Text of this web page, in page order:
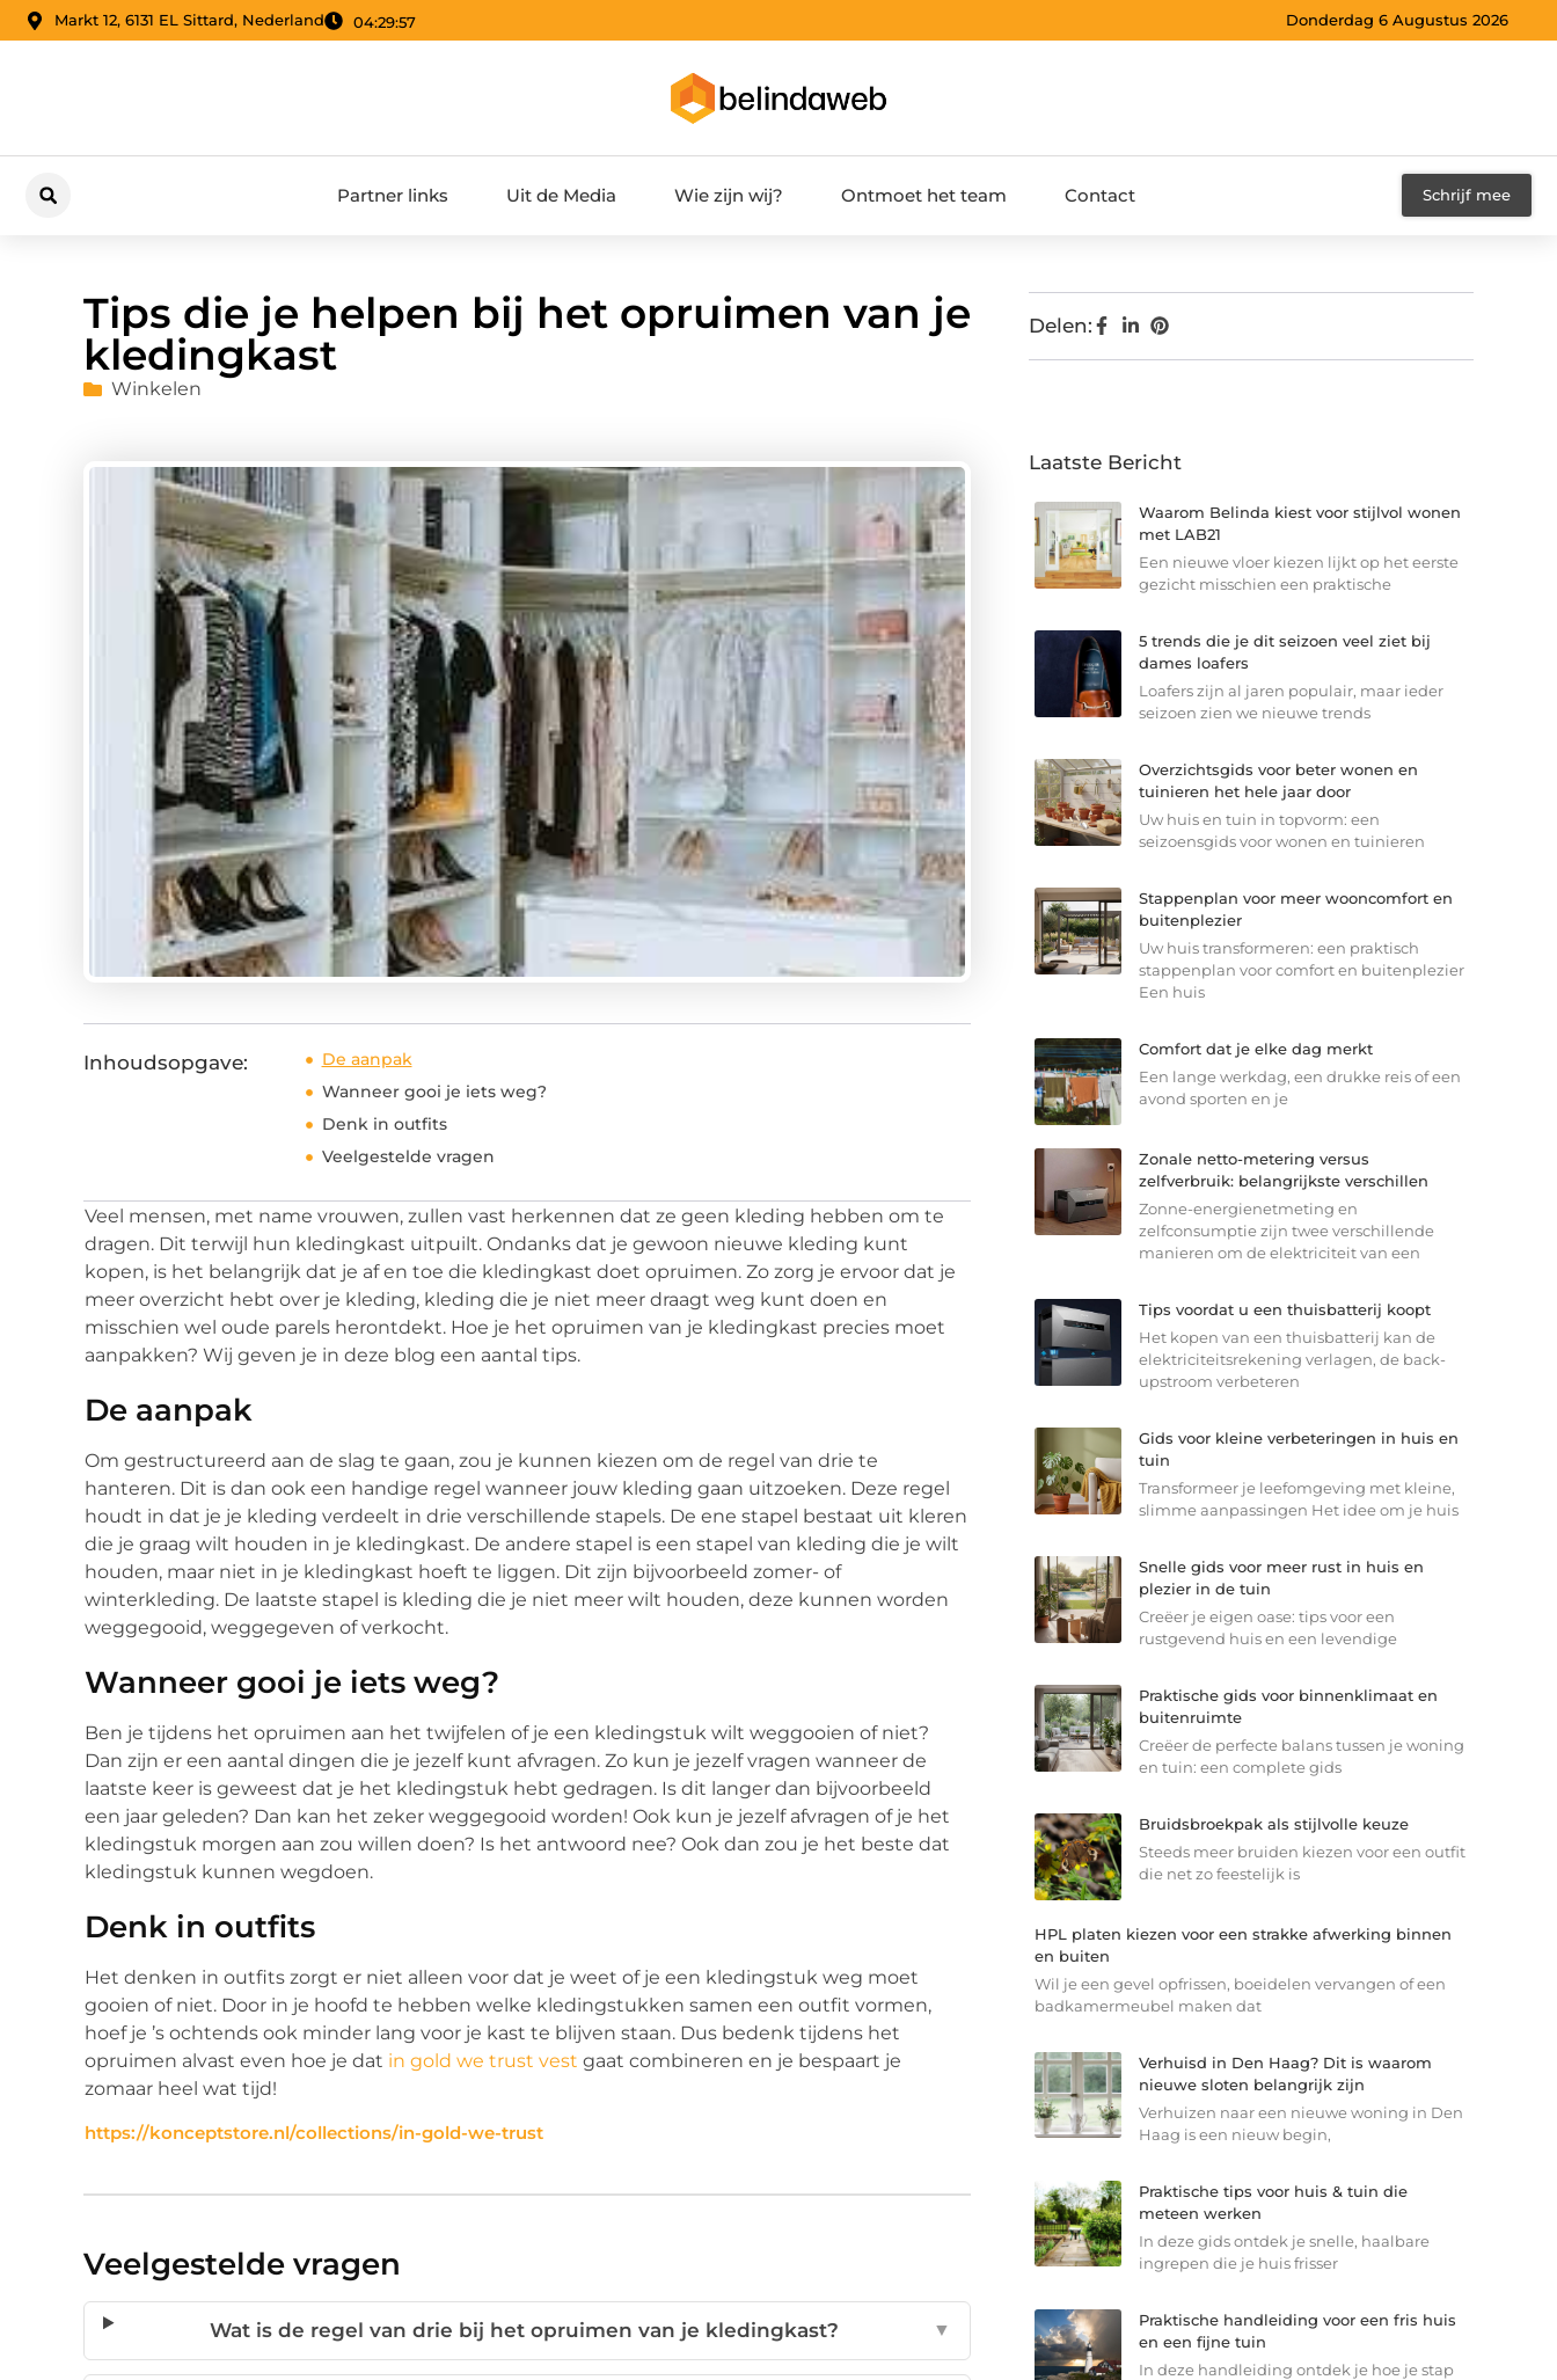
Markt 12, 6131 EL Sittard, Nederland 04:29:58 Donderdag 6 Augustus 2026
Partner links Uit de Media Wie zijn wij? Ontmoet het team Contact Schrijf mee
Tips die je helpen bij het opruimen van je
kledingkast
Winkelen
Inhoudsopgave:
De aanpak
Wanneer gooi je iets weg?
Denk in outfits
Veelgestelde vragen
Veel mensen, met name vrouwen, zullen vast herkennen dat ze geen kleding hebben om te
dragen. Dit terwijl hun kledingkast uitpuilt. Ondanks dat je gewoon nieuwe kleding kunt
kopen, is het belangrijk dat je af en toe die kledingkast doet opruimen. Zo zorg je ervoor dat je
meer overzicht hebt over je kleding, kleding die je niet meer draagt weg kunt doen en
misschien wel oude parels herontdekt. Hoe je het opruimen van je kledingkast precies moet
aanpakken? Wij geven je in deze blog een aantal tips.
De aanpak
Om gestructureerd aan de slag te gaan, zou je kunnen kiezen om de regel van drie te
hanteren. Dit is dan ook een handige regel wanneer jouw kleding gaan uitzoeken. Deze regel
houdt in dat je je kleding verdeelt in drie verschillende stapels. De ene stapel bestaat uit kleren
die je graag wilt houden in je kledingkast. De andere stapel is een stapel van kleding die je wilt
houden, maar niet in je kledingkast hoeft te liggen. Dit zijn bijvoorbeeld zomer- of
winterkleding. De laatste stapel is kleding die je niet meer wilt houden, deze kunnen worden
weggegooid, weggegeven of verkocht.
Wanneer gooi je iets weg?
Ben je tijdens het opruimen aan het twijfelen of je een kledingstuk wilt weggooien of niet?
Dan zijn er een aantal dingen die je jezelf kunt afvragen. Zo kun je jezelf vragen wanneer de
laatste keer is geweest dat je het kledingstuk hebt gedragen. Is dit langer dan bijvoorbeeld
een jaar geleden? Dan kan het zeker weggegooid worden! Ook kun je jezelf afvragen of je het
kledingstuk morgen aan zou willen doen? Is het antwoord nee? Ook dan zou je het beste dat
kledingstuk kunnen wegdoen.
Denk in outfits
Het denken in outfits zorgt er niet alleen voor dat je weet of je een kledingstuk weg moet
gooien of niet. Door in je hoofd te hebben welke kledingstukken samen een outfit vormen,
hoef je ’s ochtends ook minder lang voor je kast te blijven staan. Dus bedenk tijdens het
opruimen alvast even hoe je dat in gold we trust vest gaat combineren en je bespaart je
zomaar heel wat tijd!
https://konceptstore.nl/collections/in-gold-we-trust
Veelgestelde vragen
Wat is de regel van drie bij het opruimen van je kledingkast? ▼
Delen:
Laatste Bericht
Waarom Belinda kiest voor stijlvol wonen
met LAB21
Een nieuwe vloer kiezen lijkt op het eerste
gezicht misschien een praktische
5 trends die je dit seizoen veel ziet bij
dames loafers
Loafers zijn al jaren populair, maar ieder
seizoen zien we nieuwe trends
Overzichtsgids voor beter wonen en
tuinieren het hele jaar door
Uw huis en tuin in topvorm: een
seizoensgids voor wonen en tuinieren
Stappenplan voor meer wooncomfort en
buitenplezier
Uw huis transformeren: een praktisch
stappenplan voor comfort en buitenplezier
Een huis
Comfort dat je elke dag merkt
Een lange werkdag, een drukke reis of een
avond sporten en je
Zonale netto-metering versus
zelfverbruik: belangrijkste verschillen
Zonne-energienetmeting en
zelfconsumptie zijn twee verschillende
manieren om de elektriciteit van een
Tips voordat u een thuisbatterij koopt
Het kopen van een thuisbatterij kan de
elektriciteitsrekening verlagen, de back-
upstroom verbeteren
Gids voor kleine verbeteringen in huis en
tuin
Transformeer je leefomgeving met kleine,
slimme aanpassingen Het idee om je huis
Snelle gids voor meer rust in huis en
plezier in de tuin
Creëer je eigen oase: tips voor een
rustgevend huis en een levendige
Praktische gids voor binnenklimaat en
buitenruimte
Creëer de perfecte balans tussen je woning
en tuin: een complete gids
Bruidsbroekpak als stijlvolle keuze
Steeds meer bruiden kiezen voor een outfit
die net zo feestelijk is
HPL platen kiezen voor een strakke afwerking binnen
en buiten
Wil je een gevel opfrissen, boeidelen vervangen of een
badkamermeubel maken dat
Verhuisd in Den Haag? Dit is waarom
nieuwe sloten belangrijk zijn
Verhuizen naar een nieuwe woning in Den
Haag is een nieuw begin,
Praktische tips voor huis & tuin die
meteen werken
In deze gids ontdek je snelle, haalbare
ingrepen die je huis frisser
Praktische handleiding voor een fris huis
en een fijne tuin
In deze handleiding ontdek je hoe je stap